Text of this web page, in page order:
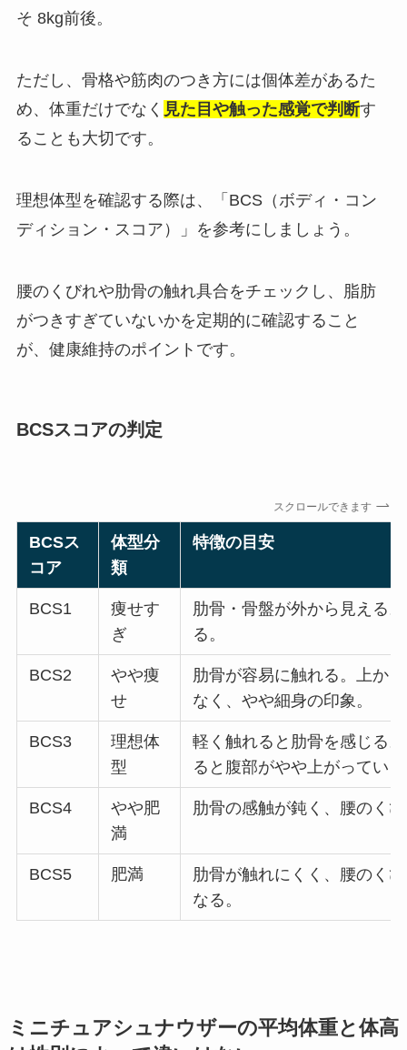
そ 8kg前後。
ただし、骨格や筋肉のつき方には個体差があるた
め、体重だけでなく 見た目や触った感覚で判断す
ることも大切です。
理想体型を確認する際は、「BCS（ボディ・コン
ディション・スコア）」を参考にしましょう。
腰のくびれや肋骨の触れ具合をチェックし、脂肪
がつきすぎていないかを定期的に確認すること
が、健康維持のポイントです。
BCSスコアの判定
スクロールできます
BCSス
コア
体型分
類
特徴の目安
BCS1
痩せす
ぎ
肋骨・骨盤が外から見える
る。
BCS2
やや痩
せ
肋骨が容易に触れる。上か
なく、やや細身の印象。
BCS3
理想体
型
軽く触れると肋骨を感じる
ると腹部がやや上がってい
BCS4
やや肥
満
肋骨の感触が鈍く、腰のく
BCS5 肥満
肋骨が触れにくく、腰のく
なる。
ミニチュアシュナウザーの平均体重と体高